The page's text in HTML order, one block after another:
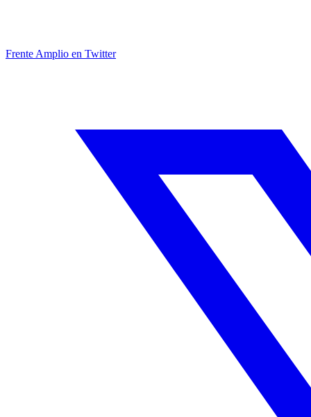
Frente Amplio en Twitter